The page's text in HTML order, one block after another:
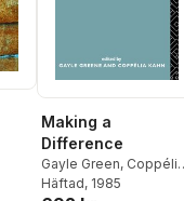
Making a
Difference
Gayle Green, Coppélia
Kahn
Häftad, 1985